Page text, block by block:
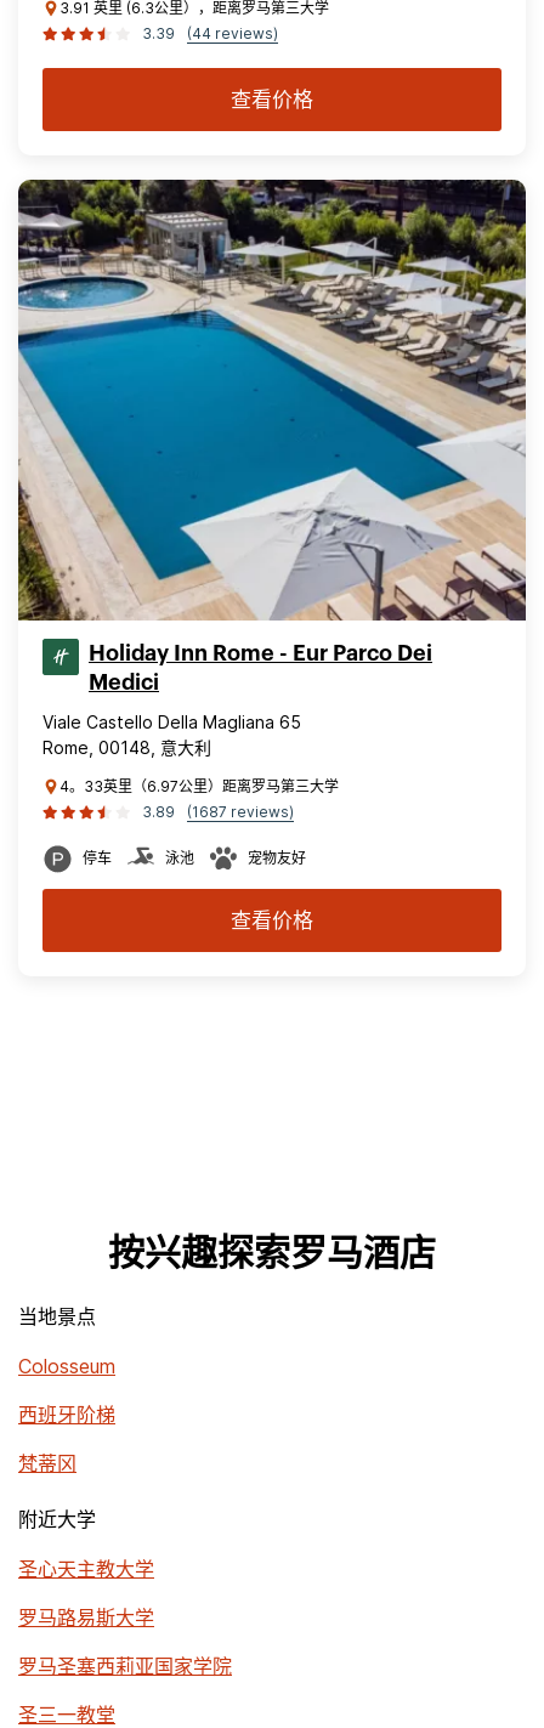
3.91 英里 (6.3公里），距离罗马第三大学
3.39
(44 reviews)
查看价格
Holiday Inn Rome - Eur Parco Dei
Medici
Viale Castello Della Magliana 65
Rome, 00148, 意大利
4。33英里（6.97公里）距离罗马第三大学
3.89
(1687 reviews)
停车 泳池 宠物友好
查看价格
按兴趣探索罗马酒店
当地景点
Colosseum
西班牙阶梯
梵蒂冈
附近大学
圣心天主教大学
罗马路易斯大学
罗马圣塞西莉亚国家学院
圣三一教堂